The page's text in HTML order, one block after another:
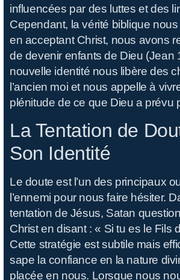
influencées par des luttes et des
Cependant, la vérité biblique
en acceptant Christ, nous avons
de devenir enfants de Dieu (Jean
nouvelle identité nous libère des
l’ancien moi et nous appelle à
plénitude de ce que Dieu a prévu
La Tentation de
Son Identité
Le doute est l’un des principaux
l’ennemi pour nous faire hésiter.
tentation de Jésus, Satan
Christ en disant : « Si tu es le Fils
Cette stratégie est subtile mais
sape la confiance en la nature
placée en nous. Lorsque nous